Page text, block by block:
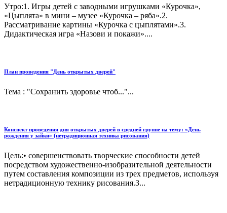
Утро:1. Игры детей с заводными игрушками «Курочка»,
«Цыплята» в мини – музее «Курочка – ряба».2.
Рассматривание картины «Курочка с цыплятами».3.
Дидактическая игра «Назови и покажи»....
План проведения "День открытых дверей"
Тема : "Сохранить здоровье чтоб..."...
Конспект проведения дня открытых дверей в средней группе на тему: «День
рождения у зайки» (нетрадиционная техника рисования)
Цель:• совершенствовать творческие способности детей
посредством художественно-изобразительной деятельности
путем составления композиции из трех предметов, используя
нетрадиционную технику рисования.З...